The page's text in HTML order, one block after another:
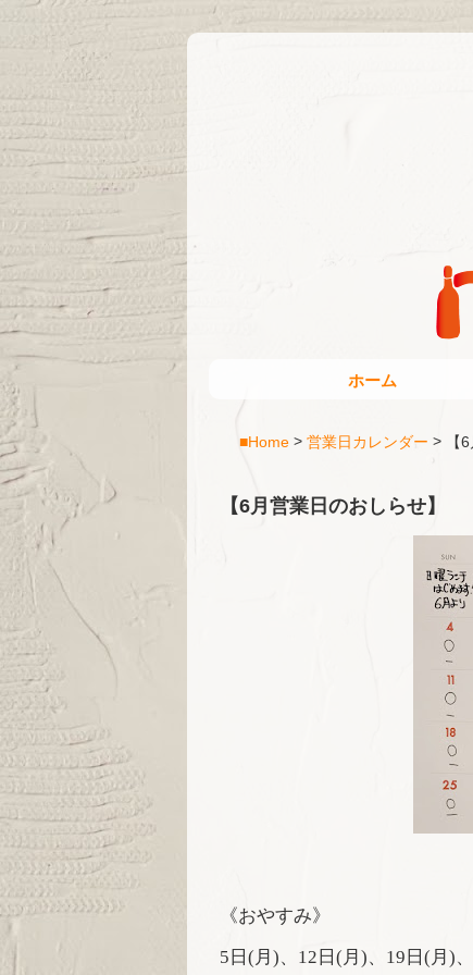
ホーム
■Home 営業日カレンダー 【
【6月営業日のおしらせ】
《おやすみ》
5 日 ( 月 )、 12 日 ( 月 )、 19 日 ( 月 )、